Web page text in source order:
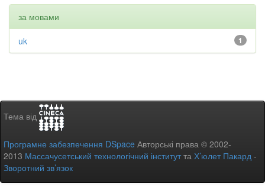
за мовами
1
uk
Тема від
Програмне забезпечення DSpace Авторські права © 2002-
2013 Массачусетський технологічний інститутта Х’юлет Пакард -
Зворотний зв’язок